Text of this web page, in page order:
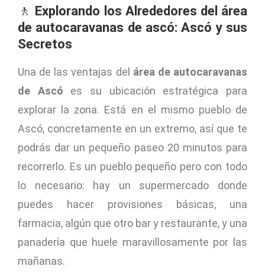
🚶 Explorando los Alrededores del área
de autocaravanas de ascó: Ascó y sus
Secretos
Una de las ventajas del área de autocaravanas
de Ascó es su ubicación estratégica para
explorar la zona. Está en el mismo pueblo de
Ascó, concretamente en un extremo, así que te
podrás dar un pequeño paseo 20 minutos para
recorrerlo. Es un pueblo pequeño pero con todo
lo necesario: hay un supermercado donde
puedes hacer provisiones básicas, una
farmacia, algún que otro bar y restaurante, y una
panadería que huele maravillosamente por las
mañanas.